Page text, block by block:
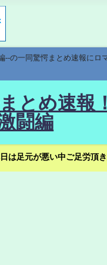
の一同驚愕まとめ速報にロ
とめ速報
闘編
足元が悪い中ご足労頂き